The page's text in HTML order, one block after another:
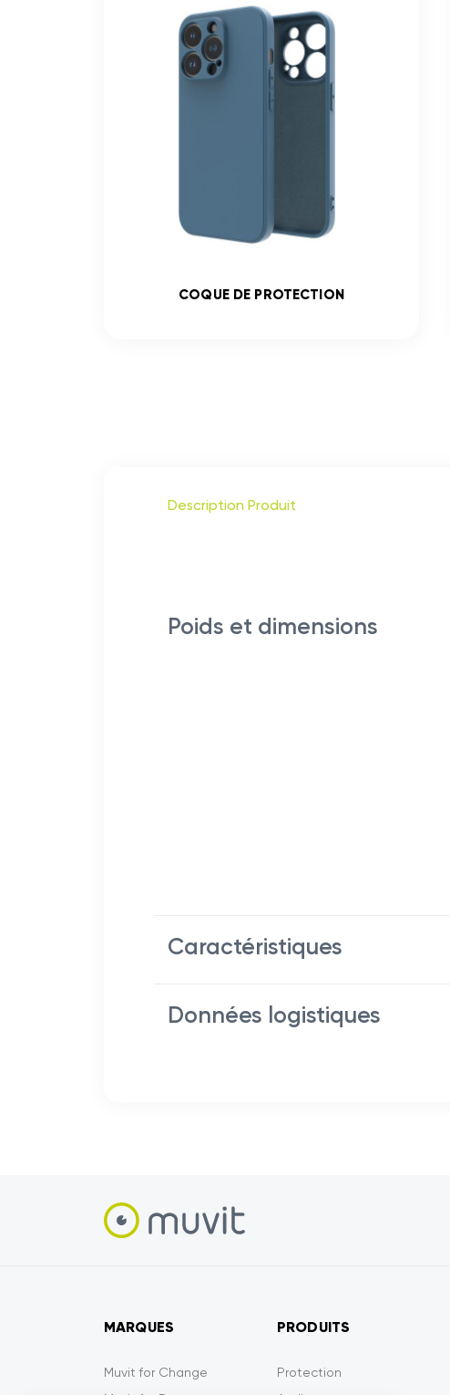
COQUE DE PROTECTION
Description Produit
Poids et dimensions
Caractéristiques
Données logistiques
MARQUES
Muvit for Change
PRODUITS
Protection